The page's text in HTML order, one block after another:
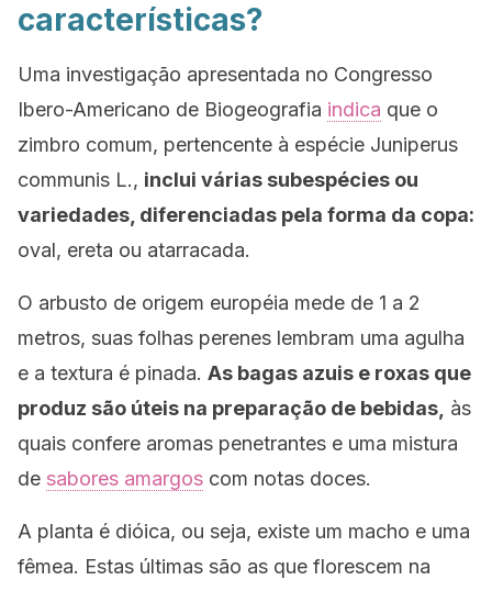
características?
Uma investigação apresentada no Congresso
Ibero-Americano de Biogeografia indica que o
zimbro comum, pertencente à espécie Juniperus
communis L., inclui várias subespécies ou
variedades, diferenciadas pela forma da copa:
oval, ereta ou atarracada.
O arbusto de origem européia mede de 1 a 2
metros, suas folhas perenes lembram uma agulha
e a textura é pinada. As bagas azuis e roxas que
produz são úteis na preparação de bebidas, às
quais confere aromas penetrantes e uma mistura
de sabores amargos com notas doces.
A planta é dióica, ou seja, existe um macho e uma
fêmea. Estas últimas são as que florescem na